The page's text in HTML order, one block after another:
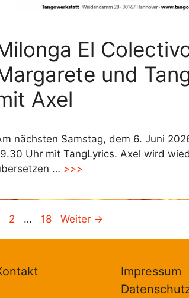
El
und
Axel
nächsten Samstag, dem 6. Juni
Uhr mit TangLyrics. Axel wird
… >>>
Seite
2 … Seite
18 Weiter →
Impressum